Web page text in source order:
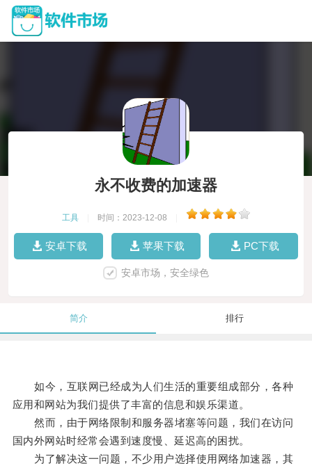
永不收费的加速器
工具 时间：2023-12-08
安卓下载 苹果下载 PC下载
安卓市场，安全绿色
简介 排行
如今，互联网已经成为人们生活的重要组成部分，各种
应用和网站为我们提供了丰富的信息和娱乐渠道。
然而，由于网络限制和服务器堵塞等问题，我们在访问
国内外网站时经常会遇到速度慢、延迟高的困扰。
为了解决这一问题，不少用户选择使用网络加速器，其